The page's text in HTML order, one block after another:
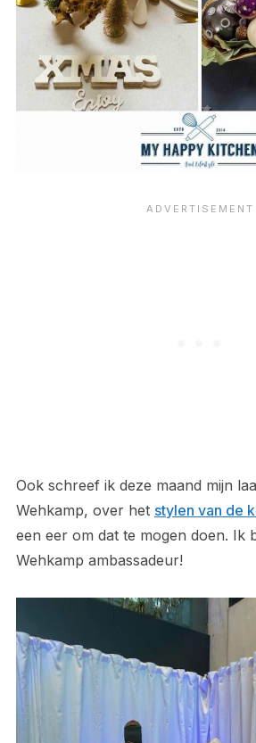
Ook schreef ik deze maand mijn
Wehkamp, over het stylen van de
een eer om dat te mogen doen. Ik
Wehkamp ambassadeur!